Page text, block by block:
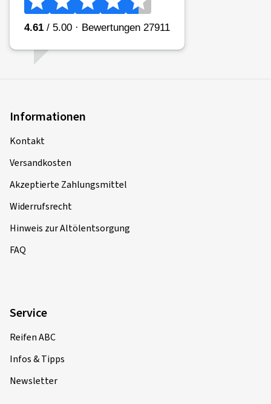
Informationen
Kontakt
Versandkosten
Akzeptierte Zahlungsmittel
Widerrufsrecht
Hinweis zur Altölentsorgung
FAQ
Service
Reifen ABC
Infos & Tipps
Newsletter